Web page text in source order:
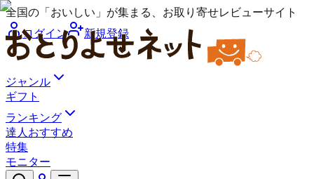
全国の「おいしい」が集まる、お取り寄せレビューサイト
ログイン
新規登録
ジャンル
ギフト
ランキング
達人おすすめ
特集
モニター